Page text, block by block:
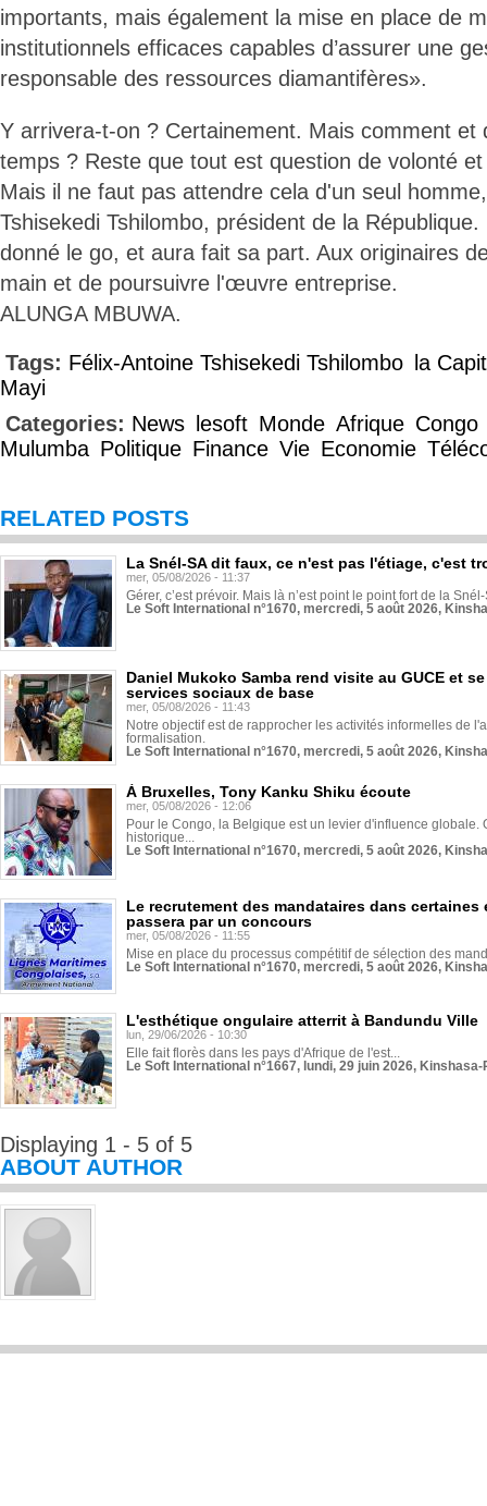
importants, mais également la mise en place de
institutionnels efficaces capables d’assurer une
responsable des ressources diamantifères».
Y arrivera-t-on ? Certainement. Mais comment et
temps ? Reste que tout est question de volonté
Mais il ne faut pas attendre cela d'un seul
Tshisekedi Tshilombo, président de la
donné le go, et aura fait sa part. Aux originaires
main et de poursuivre l'œuvre entreprise.
ALUNGA MBUWA.
Tags: Félix-Antoine Tshisekedi Tshilombo
la
Mayi
Categories: News lesoft Monde Afrique Congo
Mulumba Politique Finance Vie Economie
RELATED POSTS
La Snél-SA dit faux, ce n'est pas l'étiage, c'est
mer, 05/08/2026 - 11:37
Gérer, c’est prévoir. Mais là n’est point le point fort de la
Le Soft International n°1670, mercredi, 5 août 2026,
Daniel Mukoko Samba rend visite au GUCE et
services sociaux de base
mer, 05/08/2026 - 11:43
Notre objectif est de rapprocher les activités informelles de
formalisation.
Le Soft International n°1670, mercredi, 5 août 2026,
À Bruxelles, Tony Kanku Shiku écoute
mer, 05/08/2026 - 12:06
Pour le Congo, la Belgique est un levier d'influence globale.
historique...
Le Soft International n°1670, mercredi, 5 août 2026,
Le recrutement des mandataires dans
passera par un concours
mer, 05/08/2026 - 11:55
Mise en place du processus compétitif de sélection des
Le Soft International n°1670, mercredi, 5 août 2026,
L'esthétique ongulaire atterrit à Bandundu Ville
lun, 29/06/2026 - 10:30
Elle fait florès dans les pays d'Afrique de l'est...
Le Soft International n°1667, lundi, 29 juin 2026,
Displaying 1 - 5 of 5
ABOUT AUTHOR